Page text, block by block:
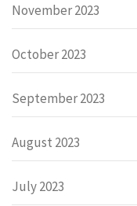
November 2023
October 2023
September 2023
August 2023
July 2023